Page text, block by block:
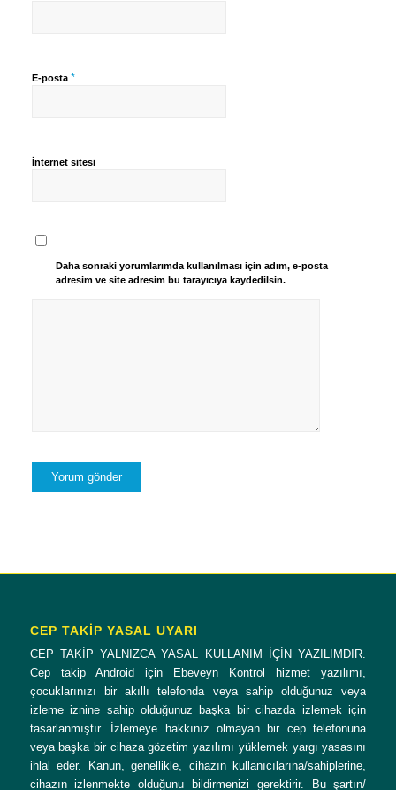
E-posta *
İnternet sitesi
Daha sonraki yorumlarımda kullanılması için adım, e-posta
adresim ve site adresim bu tarayıcıya kaydedilsin.
CEP TAKİP YASAL UYARI
CEP TAKİP YALNIZCA YASAL KULLANIM İÇİN YAZILIMDIR.
Cep takip Android için Ebeveyn Kontrol hizmet yazılımı,
çocuklarınızı bir akıllı telefonda veya sahip olduğunuz veya
izleme iznine sahip olduğunuz başka bir cihazda izlemek için
tasarlanmıştır. İzlemeye hakkınız olmayan bir cep telefonuna
veya başka bir cihaza gözetim yazılımı yüklemek yargı yasasını
ihlal eder. Kanun, genellikle, cihazın kullanıcılarına/sahiplerine,
cihazın izlenmekte olduğunu bildirmenizi gerektirir. Bu şartın/